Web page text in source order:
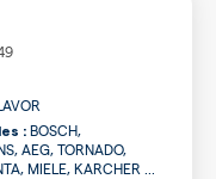
: BOSCH,
AEG, TORNADO,
MIELE, KARCHER ...